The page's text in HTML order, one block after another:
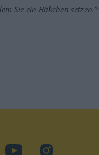
Sie ein Häkchen setzen.*
YouTubeInstagram